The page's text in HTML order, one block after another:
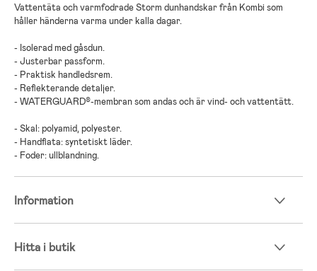
Vattentäta och varmfodrade Storm dunhandskar från Kombi som
håller händerna varma under kalla dagar.
- Isolerad med gåsdun.
- Justerbar passform.
- Praktisk handledsrem.
- Reflekterande detaljer.
- WATERGUARD®-membran som andas och är vind- och vattentätt.
- Skal: polyamid, polyester.
- Handflata: syntetiskt läder.
- Foder: ullblandning.
Information
Hitta i butik